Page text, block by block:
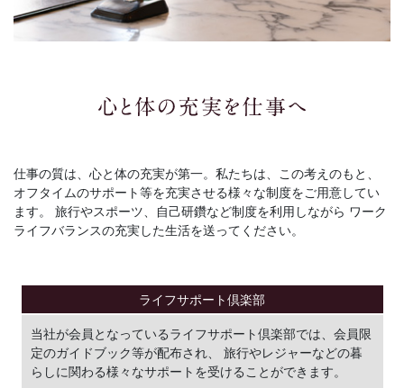
仕事の質は、心と体の充実が第一。私たちは、この考えのもと、
オフタイムのサポート等を充実させる様々な制度をご用意してい
ます。
旅行やスポーツ、自己研鑽など制度を利用しながら ワーク
ライフバランスの充実した生活を送ってください。
ライフサポート倶楽部
当社が会員となっているライフサポート倶楽部では、会員限
定のガイドブック等が配布され、 旅行やレジャーなどの暮
らしに関わる様々なサポートを受けることができます。